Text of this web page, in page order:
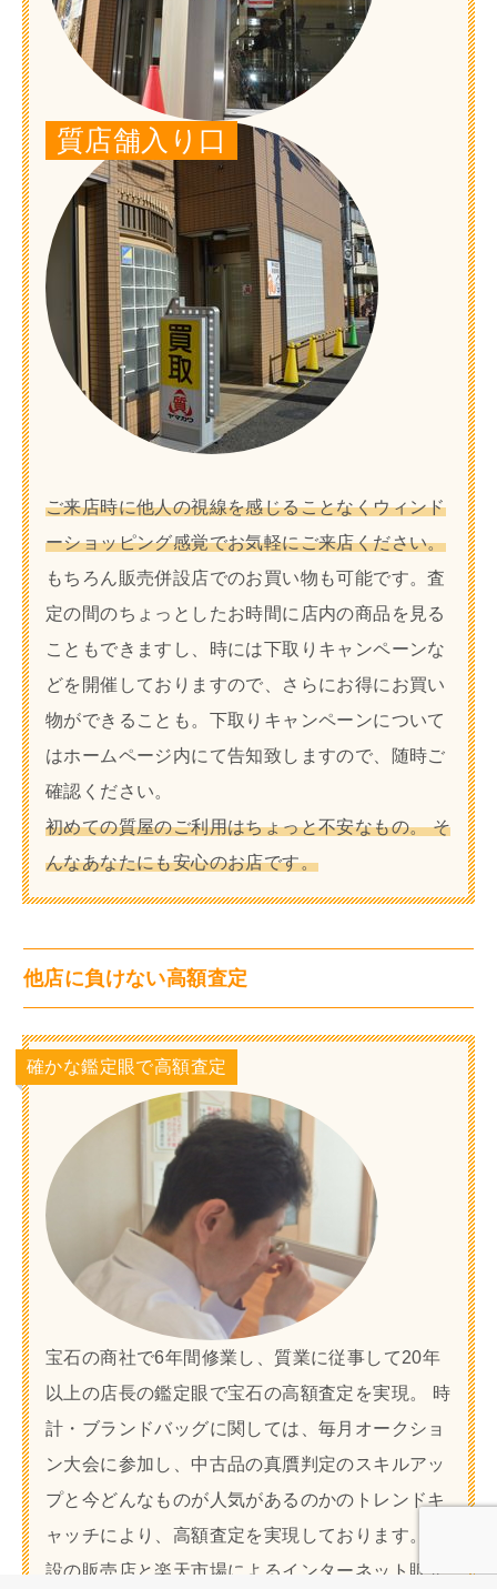
質店舗入り口
ご来店時に他人の視線を感じることなくウィンド
ーショッピング感覚でお気軽にご来店ください。
もちろん販売併設店でのお買い物も可能です。査
定の間のちょっとしたお時間に店内の商品を見る
こともできますし、時には下取りキャンペーンな
どを開催しておりますので、さらにお得にお買い
物ができることも。下取りキャンペーンについて
はホームページ内にて告知致しますので、随時ご
確認ください。
初めての質屋のご利用はちょっと不安なもの。 そ
んなあなたにも安心のお店です。
他店に負けない高額査定
確かな鑑定眼で高額査定
宝石の商社で6年間修業し、質業に従事して20年
以上の店長の鑑定眼で宝石の高額査定を実現。 時
計・ブランドバッグに関しては、毎月オークショ
ン大会に参加し、中古品の真贋判定のスキルアッ
プと今どんなものが人気があるのかのトレンドキ
ャッチにより、高額査定を実現しております。 併
設の販売店と楽天市場によるインターネット販売